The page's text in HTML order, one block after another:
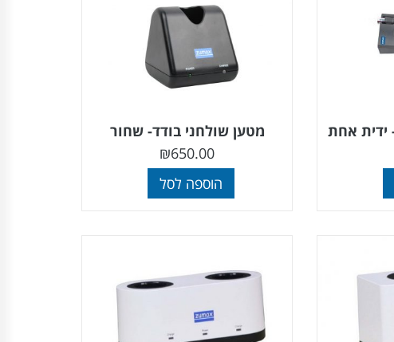
ידית אחת
מטען שולחני בודד- שחור
₪650.00
הוספה לסל